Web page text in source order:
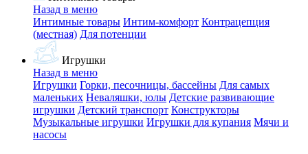
Назад в меню
Интимные товары Интим-комфорт Контрацепция
(местная) Для потенции
Игрушки
Назад в меню
Игрушки Горки, песочницы, бассейны Для самых
маленьких Неваляшки, юлы Детские развивающие
игрушки Детский транспорт Конструкторы
Музыкальные игрушки Игрушки для купания Мячи и
насосы